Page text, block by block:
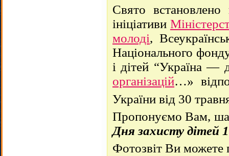
Свято
ініціативи
молоді,
Національного
і дітей “Україна —
організацій…»
України від 30
Пропонуємо Вам,
Дня захисту дітей
Фотозвіт Ви можете